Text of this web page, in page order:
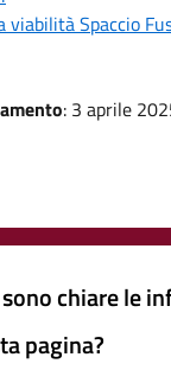
viabilità Spaccio
: 3 aprile
chiare le
pagina?